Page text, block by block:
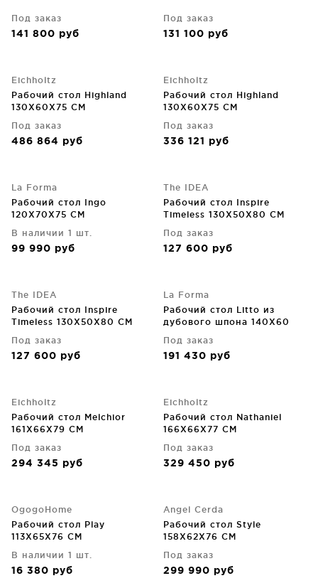
Под заказ
141 800 руб
Под заказ
131 100 руб
Eichholtz
Рабочий стол Highland
130X60X75 CM
Под заказ
486 864 руб
Eichholtz
Рабочий стол Highland
130X60X75 CM
Под заказ
336 121 руб
La Forma
Рабочий стол Ingo
120X70X75 CM
В наличии 1 шт.
99 990 руб
The IDEA
Рабочий стол Inspire
Timeless 130X50X80 CM
Под заказ
127 600 руб
The IDEA
Рабочий стол Inspire
Timeless 130X50X80 CM
Под заказ
127 600 руб
La Forma
Рабочий стол Litto из
дубового шпона 140X60
Под заказ
191 430 руб
Eichholtz
Рабочий стол Melchior
161X66X79 CM
Под заказ
294 345 руб
Eichholtz
Рабочий стол Nathaniel
166X66X77 CM
Под заказ
329 450 руб
OgogoHome
Рабочий стол Play
113X65X76 CM
В наличии 1 шт.
16 380 руб
Angel Cerda
Рабочий стол Style
158X62X76 CM
Под заказ
299 990 руб